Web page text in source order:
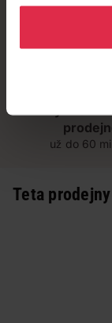
osobních údajů.
už do 60
Teta